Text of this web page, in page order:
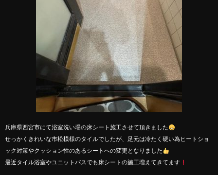
兵庫県西宮市にて浴室洗い場の床シート施工させて頂きました
せっかくきれいな市松模様のタイルでしたが、足元は冷たく硬い為ヒートショ
ック対策やクッション性のあるシートへの変更となりました
最近タイル浴室やユニットバスでも床シートの施工増えてきてます